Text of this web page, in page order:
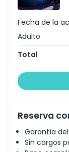
Fecha de la
Adulto
Total
Reserva
Garantía
Sin cargos